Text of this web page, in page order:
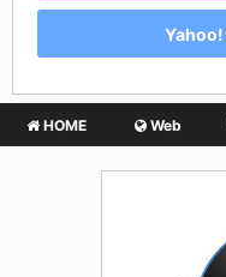
Yahoo!
HOME Web